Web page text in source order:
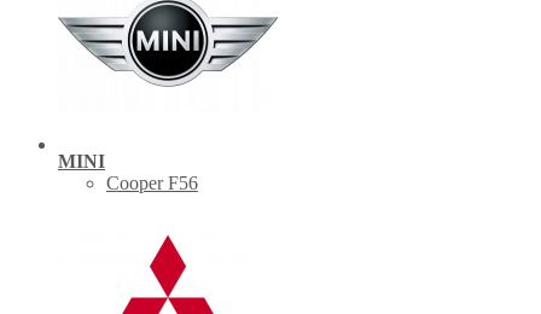
MINI
Cooper F56